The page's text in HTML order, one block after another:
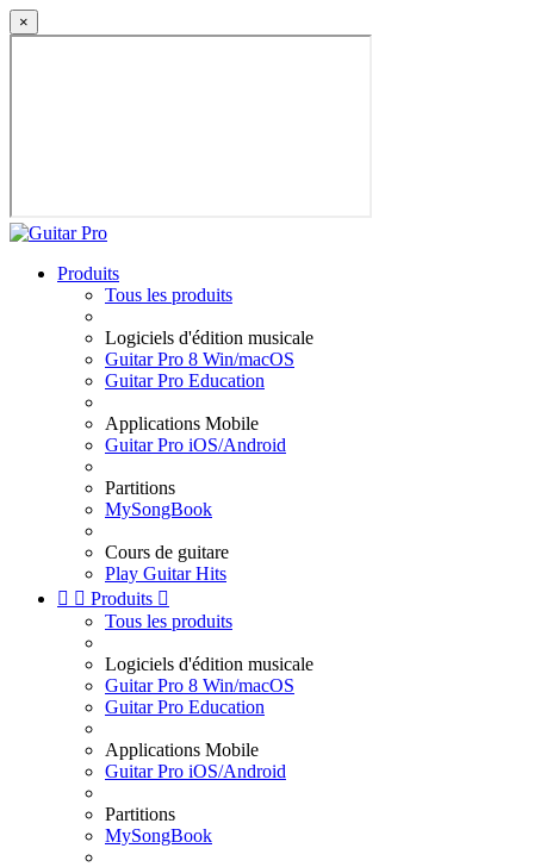
×
Produits
Tous les produits
Logiciels d'édition musicale
Guitar Pro 8 Win/macOS
Guitar Pro Education
Applications Mobile
Guitar Pro iOS/Android
Partitions
MySongBook
Cours de guitare
Play Guitar Hits
  Produits 
Tous les produits
Logiciels d'édition musicale
Guitar Pro 8 Win/macOS
Guitar Pro Education
Applications Mobile
Guitar Pro iOS/Android
Partitions
MySongBook